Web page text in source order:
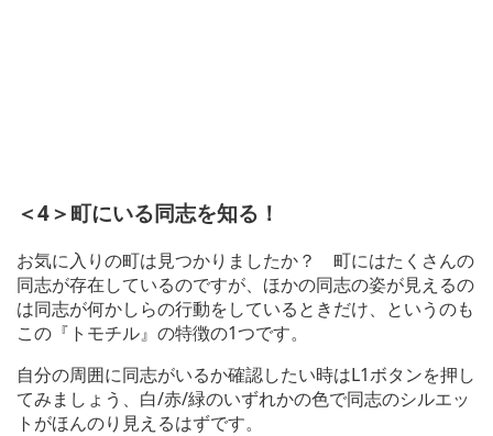
＜4＞町にいる同志を知る！
お気に入りの町は見つかりましたか？ 町にはたくさんの
同志が存在しているのですが、ほかの同志の姿が見えるの
は同志が何かしらの行動をしているときだけ、というのも
この『トモチル』の特徴の1つです。
自分の周囲に同志がいるか確認したい時はL1ボタンを押し
てみましょう、白/赤/緑のいずれかの色で同志のシルエッ
トがほんのり見えるはずです。